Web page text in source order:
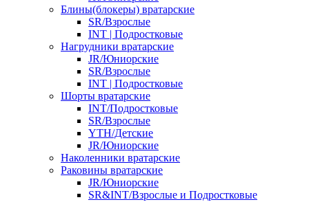
Блины(блокеры) вратарские
SR/Взрослые
INT | Подростковые
Нагрудники вратарские
JR/Юниорские
SR/Взрослые
INT | Подростковые
Шорты вратарские
INT/Подростковые
SR/Взрослые
YTH/Детские
JR/Юниорские
Наколенники вратарские
Раковины вратарские
JR/Юниорские
SR&INT/Взрослые и Подростковые